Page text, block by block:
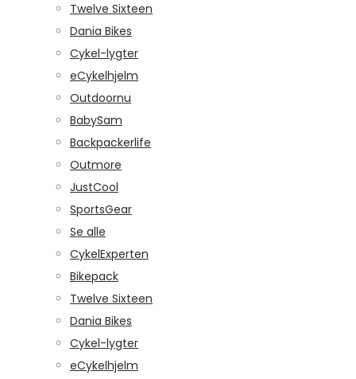
Twelve Sixteen
Dania Bikes
Cykel-lygter
eCykelhjelm
Outdoornu
BabySam
Backpackerlife
Outmore
JustCool
SportsGear
Se alle
CykelExperten
Bikepack
Twelve Sixteen
Dania Bikes
Cykel-lygter
eCykelhjelm